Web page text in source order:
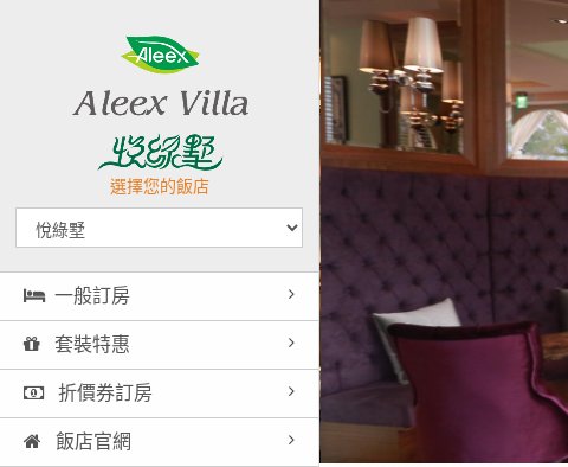
選擇您的飯店
一般訂房
套裝特惠
折價券訂房
飯店官網